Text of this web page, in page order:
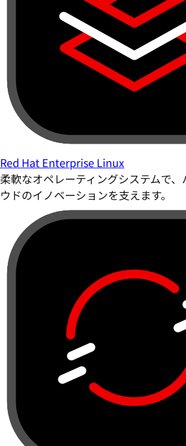
Red Hat Enterprise Linux
柔軟なオペレーティングシステムで
ウドのイノベーションを支えます。